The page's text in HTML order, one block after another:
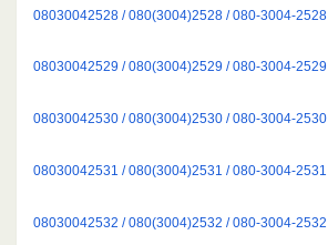
08030042528 / 080(3004)2528 / 080-3004-2528
08030042529 / 080(3004)2529 / 080-3004-2529
08030042530 / 080(3004)2530 / 080-3004-2530
08030042531 / 080(3004)2531 / 080-3004-2531
08030042532 / 080(3004)2532 / 080-3004-2532